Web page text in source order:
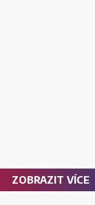
ZOBRAZIT VÍCE